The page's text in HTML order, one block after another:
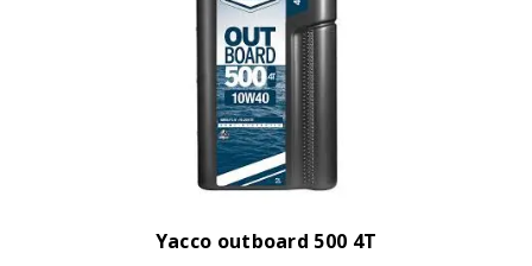
Yacco outboard 500 4T